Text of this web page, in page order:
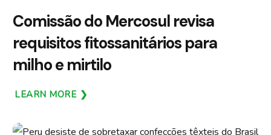
Comissão do Mercosul revisa
requisitos fitossanitários para
milho e mirtilo
LEARN MORE